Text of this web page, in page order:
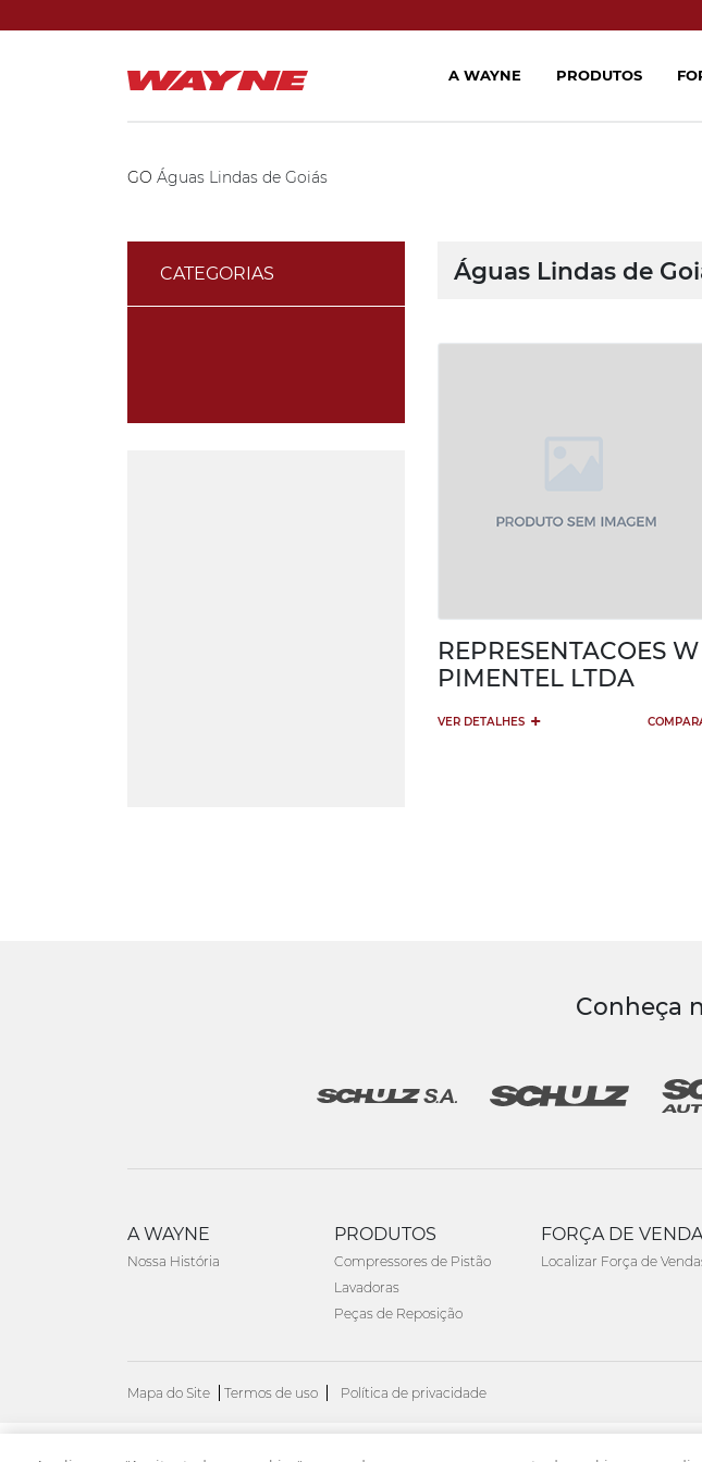
GO Águas Lindas de Goiás
CATEGORIAS Águas Lindas de
REPRESENTACOES W
PIMENTEL LTDA
VER DETALHES +
Conheça
A WAYNE
Nossa História
PRODUTOS
Compressores de Pistão
Lavadoras
Peças de Reposição
FORÇA DE
Localizar Força de
Mapa do Site Termos de uso Política de privacidade
A WAYNE PRODUTOS